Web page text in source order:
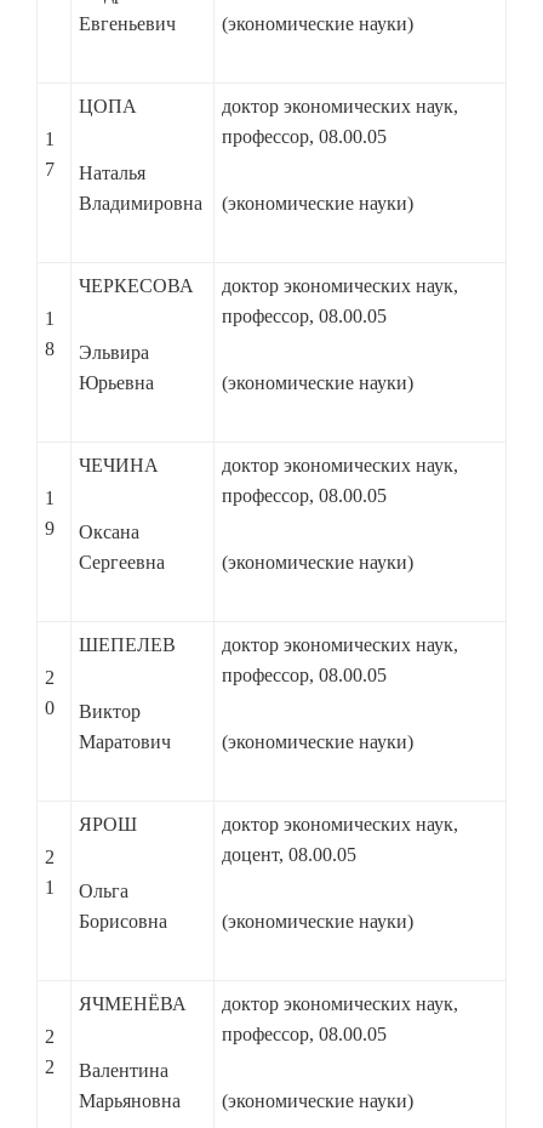
Евгеньевич
(экономические науки)
1
7
ЦОПА
Наталья
Владимировна
доктор экономических наук,
профессор, 08.00.05
(экономические науки)
1
8
ЧЕРКЕСОВА
Эльвира
Юрьевна
доктор экономических наук,
профессор, 08.00.05
(экономические науки)
1
9
ЧЕЧИНА
Оксана
Сергеевна
доктор экономических наук,
профессор, 08.00.05
(экономические науки)
2
0
ШЕПЕЛЕВ
Виктор
Маратович
доктор экономических наук,
профессор, 08.00.05
(экономические науки)
2
1
ЯРОШ
Ольга
Борисовна
доктор экономических наук,
доцент, 08.00.05
(экономические науки)
2
2
ЯЧМЕНЁВА
Валентина
Марьяновна
доктор экономических наук,
профессор, 08.00.05
(экономические науки)